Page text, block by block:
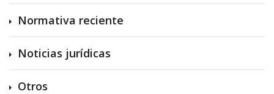
Normativa reciente
Noticias jurídicas
Otros